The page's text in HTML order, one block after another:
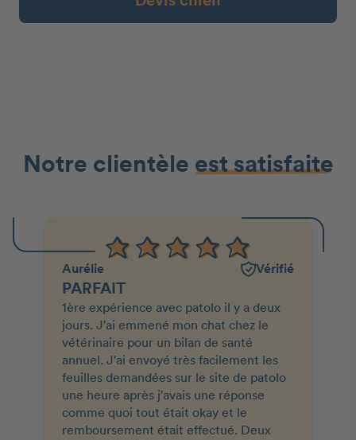
Notre clientèle est satisfaite
Aurélie Vérifié
PARFAIT
1ère expérience avec patolo il y a deux
jours. J'ai emmené mon chat chez le
vétérinaire pour un bilan de santé
annuel. J'ai envoyé très facilement les
feuilles demandées sur le site de patolo
une heure après j'avais une réponse
comme quoi tout était okay et le
remboursement était effectué. Deux